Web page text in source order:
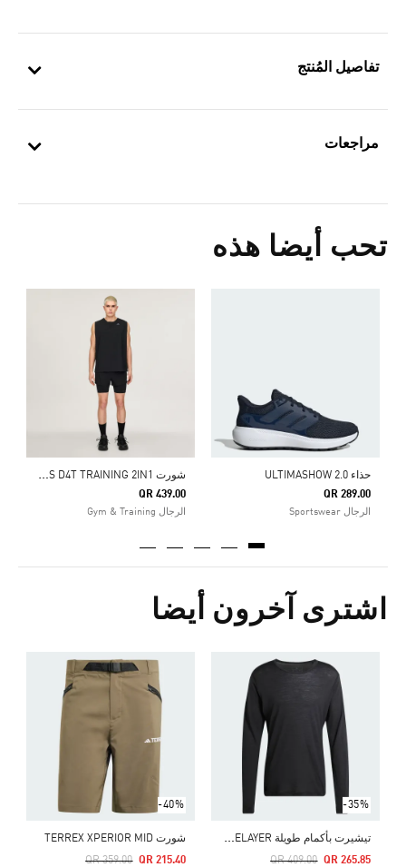
تفاصيل المُنتج
مراجعات
تحب أيضا هذه
حذاء ULTIMASHOW 2.0
QR 289.00
الرجال Sportswear
ش
ورت ADIDAS X ENTIRE STUDIOS D4T TRAINING 2IN1
QR 439.00
الرجال Gym & Training
اشترى آخرون أيضا
-35%
ت
يشيرت بأكمام طويلة TERREX XPERIOR MERINO 150 BASELAYER
Price Reduced From
QR 409.00
To QR 265.85
-40%
شورت TERREX XPERIOR MID
Price Reduced From
QR 359.00
To QR 215.40
Price Reduced From
To